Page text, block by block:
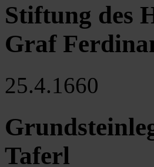
Stiftung des
Graf
25.4.1660
Taferl